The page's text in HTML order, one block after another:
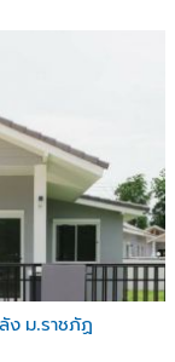
ง ม.ราชภัฏ